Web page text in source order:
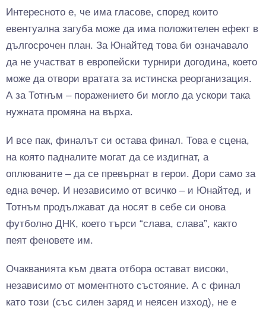
Интересното е, че има гласове, според които
евентуална загуба може да има положителен ефект в
дългосрочен план. За Юнайтед това би означавало
да не участват в европейски турнири догодина, което
може да отвори вратата за истинска реорганизация.
А за Тотнъм – поражението би могло да ускори така
нужната промяна на върха.
И все пак, финалът си остава финал. Това е сцена,
на която падналите могат да се издигнат, а
оплюваните – да се превърнат в герои. Дори само за
една вечер. И независимо от всичко – и Юнайтед, и
Тотнъм продължават да носят в себе си онова
футболно ДНК, което търси “слава, слава”, както
пеят феновете им.
Очакванията към двата отбора остават високи,
независимо от моментното състояние. А с финал
като този (със силен заряд и неясен изход), не е